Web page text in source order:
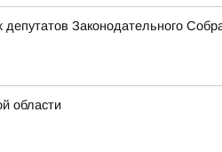
Законодательного
области